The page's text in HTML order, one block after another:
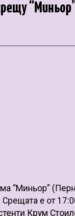
“Миньор”
Срещата е от
Крум